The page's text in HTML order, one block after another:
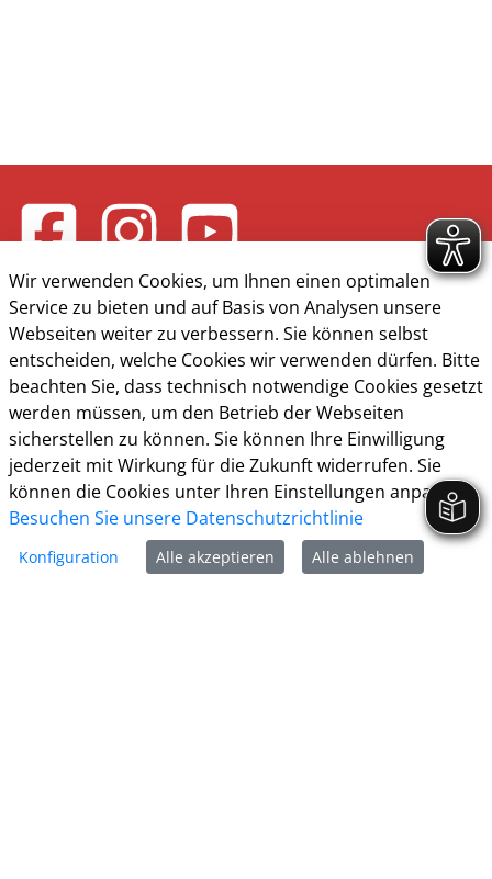
Kontakt & Öffnungzeiten
Presse
Impressum
Datenschutz
Barrierefreiheit
Wir verwenden Cookies, um Ihnen einen optimalen
Service zu bieten und auf Basis von Analysen unsere
Webseiten weiter zu verbessern. Sie können selbst
entscheiden, welche Cookies wir verwenden dürfen. Bitte
beachten Sie, dass technisch notwendige Cookies gesetzt
werden müssen, um den Betrieb der Webseiten
sicherstellen zu können. Sie können Ihre Einwilligung
jederzeit mit Wirkung für die Zukunft widerrufen. Sie
können die Cookies unter Ihren Einstellungen anpassen
Besuchen Sie unsere Datenschutzrichtlinie
Konfiguration Alle akzeptieren Alle ablehnen